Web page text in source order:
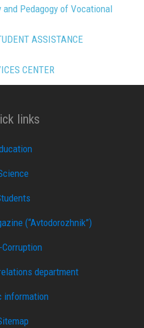
Pedagogy of Vocational
ASSISTANCE
CENTER
links
(“Avtodorozhnik”)
department
information